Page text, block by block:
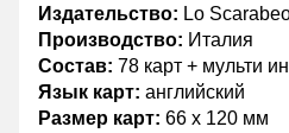
Издательство: Lo
Производство: Италия
Состав: 78 карт + мульти
Язык карт: английский
Размер карт: 66 х 120 мм